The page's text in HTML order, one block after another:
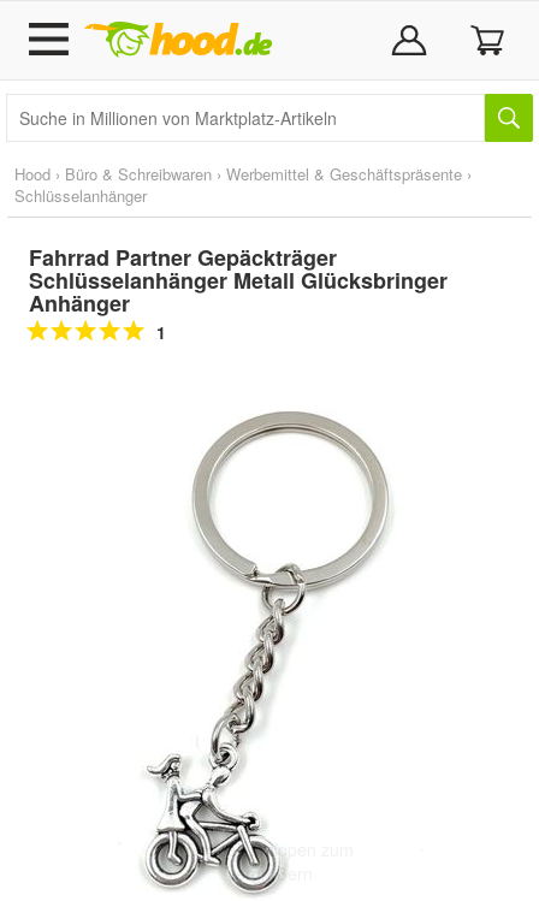
Hood › Büro & Schreibwaren › Werbemittel & Geschäftspräsente ›
Schlüsselanhänger
Fahrrad Partner Gepäckträger
Schlüsselanhänger Metall Glücksbringer
Anhänger
1
Doppelt antippen zum
vergrößern